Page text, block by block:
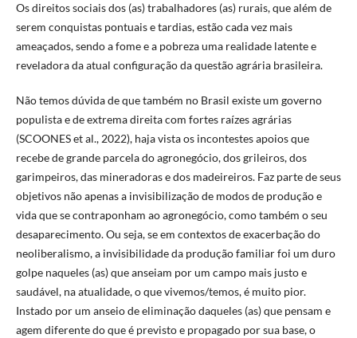
Os direitos sociais dos (as) trabalhadores (as) rurais, que além de
serem conquistas pontuais e tardias, estão cada vez mais
ameaçados, sendo a fome e a pobreza uma realidade latente e
reveladora da atual configuração da questão agrária brasileira.
Não temos dúvida de que também no Brasil existe um governo
populista e de extrema direita com fortes raízes agrárias
(SCOONES et al., 2022), haja vista os incontestes apoios que
recebe de grande parcela do agronegócio, dos grileiros, dos
garimpeiros, das mineradoras e dos madeireiros. Faz parte de seus
objetivos não apenas a invisibilização de modos de produção e
vida que se contraponham ao agronegócio, como também o seu
desaparecimento. Ou seja, se em contextos de exacerbação do
neoliberalismo, a invisibilidade da produção familiar foi um duro
golpe naqueles (as) que anseiam por um campo mais justo e
saudável, na atualidade, o que vivemos/temos, é muito pior.
Instado por um anseio de eliminação daqueles (as) que pensam e
agem diferente do que é previsto e propagado por sua base, o